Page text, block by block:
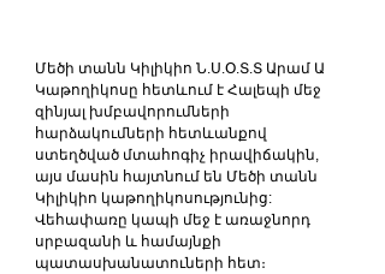
Մեծի տանն Կիլիկիո Ն.Ս.Օ.Տ.Տ Արամ Ա
Կաթողիկոսը հետևում է Հալեպի մեջ
զինյալ խմբավորումների
հարձակումների հետևանքով
ստեղծված մտահոգիչ իրավիճակին,
այս մասին հայտնում են Մեծի տանն
Կիլիկիո կաթողիկոսությունից:
Վեհափառը կապի մեջ է առաջնորդ
սրբազանի և համայնքի
պատասխանատուների հետ։